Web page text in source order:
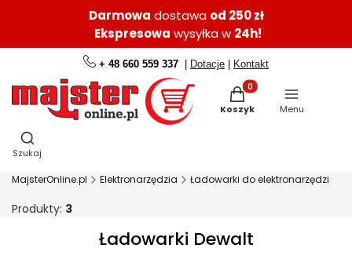
Darmowa dostawa od 250 zł
Ekspresowa wysyłka w 24h!
+ 48 660 559 337 | Dotacje | Kontakt
Produkty w koszyku:
Koszyk Menu
Otwórz wyszukiwarkę
Szukaj
MajsterOnline.pl Elektronarzędzia Ładowarki do elektronarzędzi
Produkty: 3
Ładowarki Dewalt